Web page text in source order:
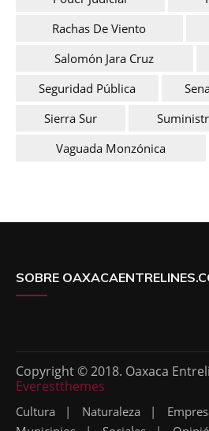
Rachas De Viento
Salomón Jara Cruz
Seguridad Pública
Sierra Sur
Vaguada Monzónica
SOBRE
Copyright © 2018. Oaxaca
Everestthemes
Cultura Naturaleza